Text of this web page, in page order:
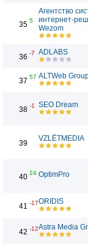
35 5
Агентство
интернет-
Wezom
36 -7 ADLABS
37 57 ALTWeb
38 -1 SEO Dream
39
VZLЁTMEDIA
40 24 OptimPro
41 -17ORIDIS
42 -12Astra Media